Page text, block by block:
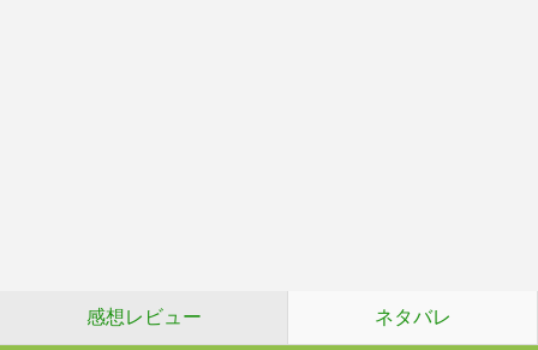
感想レビュー ネタバレ